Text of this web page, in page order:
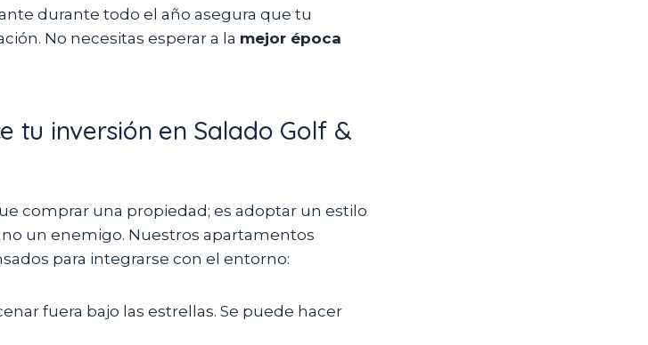
durante todo el año asegura que tu
No necesitas esperar a la mejor época
tu inversión en Salado Golf &
comprar una propiedad; es adoptar un estilo
un enemigo. Nuestros apartamentos
para integrarse con el entorno:
fuera bajo las estrellas. Se puede hacer